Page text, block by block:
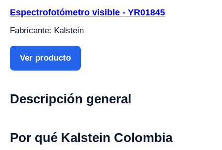
Espectrofotómetro visible - YR01845
Fabricante: Kalstein
Ver producto
Descripción general
Por qué Kalstein Colombia